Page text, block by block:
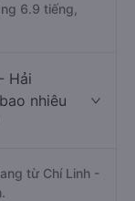
6.9 tiếng,
Hải
nhiêu
từ Chí Linh -